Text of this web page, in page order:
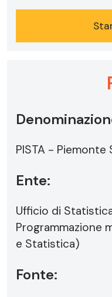
PISTA -
Ente:
Ufficio di
Programmazione
e Statistica)
Fonte: